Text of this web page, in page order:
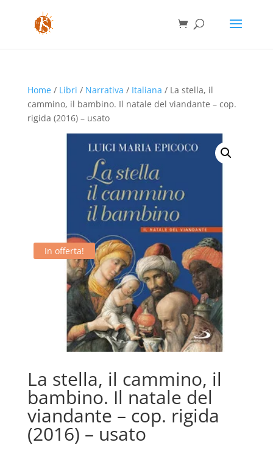
Home/ Libri / Narrativa / Italiana / La stella, il
cammino, il bambino. Il natale del viandante – cop.
rigida (2016) – usato
In offerta!
La stella, il cammino, il
bambino. Il natale del
viandante – cop. rigida
(2016) – usato